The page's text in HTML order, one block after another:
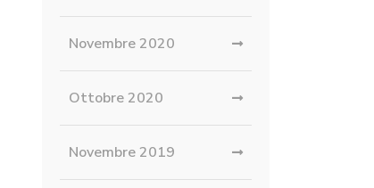
Novembre 2020
Ottobre 2020
Novembre 2019